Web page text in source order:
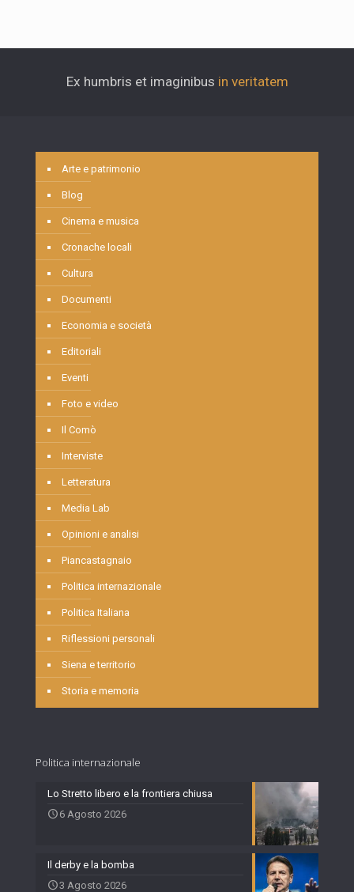
Ex humbris et imaginibus in veritatem
Arte e patrimonio
Blog
Cinema e musica
Cronache locali
Cultura
Documenti
Economia e società
Editoriali
Eventi
Foto e video
Il Comò
Interviste
Letteratura
Media Lab
Opinioni e analisi
Piancastagnaio
Politica internazionale
Politica Italiana
Riflessioni personali
Siena e territorio
Storia e memoria
Politica internazionale
Lo Stretto libero e la frontiera chiusa
6 Agosto 2026
Il derby e la bomba
3 Agosto 2026